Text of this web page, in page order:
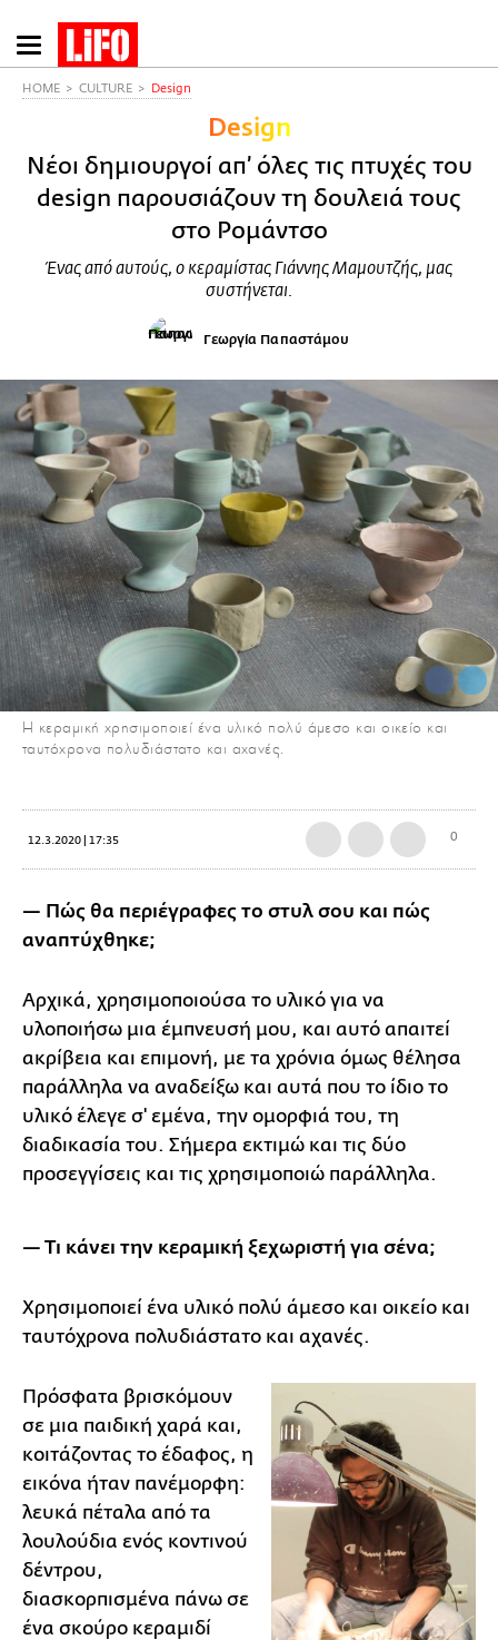
Παράκαμψη
προς
HOME CULTURE Design
Design
Νέοι δημιουργοί απ’ όλες τις πτυχές του
design παρουσιάζουν τη δουλειά τους
στο Ρομάντσο
Ένας από αυτούς, ο κεραμίστας Γιάννης Μαμουτζής, μας
συστήνεται.
Γεωργία Παπαστάμου
Η κεραμική χρησιμοποιεί ένα υλικό πολύ άμεσο και οικείο και
ταυτόχρονα πολυδιάστατο και αχανές.
12.3.2020 | 17:35 0
— Πώς θα περιέγραφες το στυλ σου και πώς
αναπτύχθηκε;
Αρχικά, χρησιμοποιούσα το υλικό για να
υλοποιήσω μια έμπνευσή μου, και αυτό απαιτεί
ακρίβεια και επιμονή, με τα χρόνια όμως θέλησα
παράλληλα να αναδείξω και αυτά που το ίδιο το
υλικό έλεγε σ' εμένα, την ομορφιά του, τη
διαδικασία του. Σήμερα εκτιμώ και τις δύο
προσεγγίσεις και τις χρησιμοποιώ παράλληλα.
— Τι κάνει την κεραμική ξεχωριστή για σένα;
Χρησιμοποιεί ένα υλικό πολύ άμεσο και οικείο και
ταυτόχρονα πολυδιάστατο και αχανές.
Πρόσφατα βρισκόμουν
σε μια παιδική χαρά και,
κοιτάζοντας το έδαφος, η
εικόνα ήταν πανέμορφη:
λευκά πέταλα από τα
λουλούδια ενός κοντινού
δέντρου,
διασκορπισμένα πάνω σε
ένα σκούρο κεραμιδί